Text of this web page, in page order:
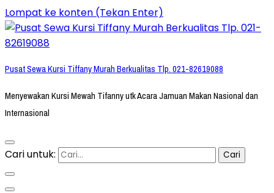
Lompat ke konten (Tekan Enter)
Pusat Sewa Kursi Tiffany Murah Berkualitas Tlp. 021-82619088
Menyewakan Kursi Mewah Tifanny utk Acara Jamuan Makan Nasional dan
Internasional
Cari untuk: